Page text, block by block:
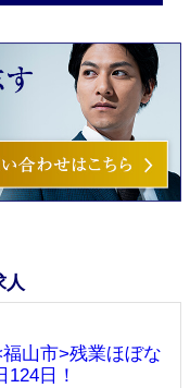
人
山市>残業ほぼな
日！